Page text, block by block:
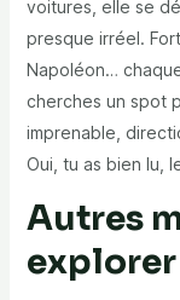
voitures, elle se
presque irréel.
Napoléon…
cherches un spot
imprenable,
Oui, tu as bien lu,
Autres
explorer